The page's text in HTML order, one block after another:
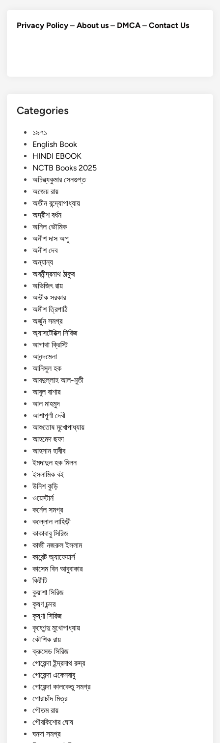
Privacy Policy – About us – DMCA– Contact Us
Categories
১৯৭১
English Book
HINDI EBOOK
NCTB Books 2025
অচিন্ত্যকুমার সেনগুপ্ত
অজেয় রায়
অতীন বন্দ্যোপাধ্যায়
অদ্রীশ বর্ধন
অনিল ভৌমিক
অনীশ দাস অপু
অনীশ দেব
অন্যান্য
অবনীন্দ্রনাথ ঠাকুর
অভিজিৎ রায়
অভীক সরকার
অমীশ ত্রিপাঠি
অর্জুন সমগ্র
অ্যাসটেরিক্স সিরিজ
আগাথা ক্রিস্টি
আনন্দমেলা
আনিসুল হক
আবদুল্লাহ আল-মুতী
আবুল বাশার
আল মাহমুদ
আশাপূর্ণা দেবী
আশুতোষ মুখোপাধ্যায়
আহমেদ ছফা
আহসান হাবীব
ইমদাদুল হক মিলন
ইসলামিক বই
উনিশ কুড়ি
ওয়েস্টার্ন
কর্নেল সমগ্র
কল্লোল লাহিড়ী
কাকাবাবু সিরিজ
কাজী নজরুল ইসলাম
কারেন্ট অ্যাফেয়ার্স
কাসেম বিন আবুবাকার
কিরীটি
কুয়াশা সিরিজ
কৃষণ চন্দর
কৃষ্ণা সিরিজ
কৃষ্ণেন্দু মুখোপাধ্যায়
কৌশিক রায়
ক্রুসেড সিরিজ
গোয়েন্দা ইন্দ্রনাথ রুদ্র
গোয়েন্দা একেনবাবু
গোয়েন্দা কালকেতু সমগ্র
গোরাচাঁদ মিত্র
গৌতম রায়
গৌরকিশোর ঘোষ
ঘনদা সমগ্র